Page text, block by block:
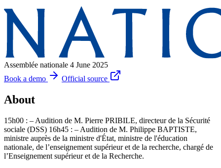
Assemblée nationale 4 June 2025
Book a demo
Official source
About
15h00 : – Audition de M. Pierre PRIBILE, directeur de la Sécurité
sociale (DSS) 16h45 : – Audition de M. Philippe BAPTISTE,
ministre auprès de la ministre d'État, ministre de l'éducation
nationale, de l’enseignement supérieur et de la recherche, chargé de
l’Enseignement supérieur et de la Recherche.